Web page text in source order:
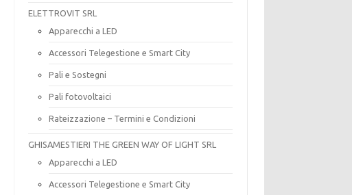
ELETTROVIT SRL
Apparecchi a LED
Accessori Telegestione e Smart City
Pali e Sostegni
Pali fotovoltaici
Rateizzazione – Termini e Condizioni
GHISAMESTIERI THE GREEN WAY OF LIGHT SRL
Apparecchi a LED
Accessori Telegestione e Smart City